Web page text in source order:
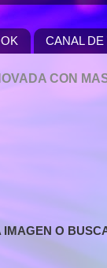
CANAL DE
CON
O